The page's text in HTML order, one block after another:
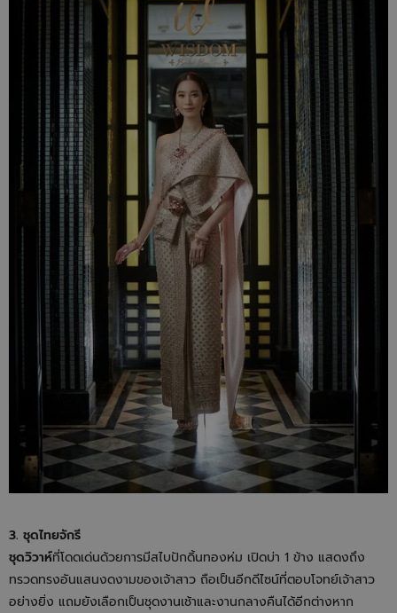
3. ชุดไทยจักรี
ชุดวิวาห์ที่โดดเด่นด้วยการมีสไบปักดิ้นทองห่ม เปิดบ่า 1 ข้าง แสดงถึง
ทรวดทรงอันแสนงดงามของเจ้าสาว ถือเป็นอีกดีไซน์ที่ตอบโจทย์เจ้าสาว
อย่างยิ่ง แถมยังเลือกเป็นชุดงานเช้าและงานกลางคืนได้อีกต่างหาก